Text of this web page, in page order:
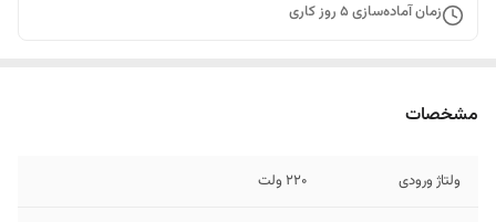
زمان آماده‌سازی5 روز کاری
مشخصات
ولتاژ ورودی 220 ولت